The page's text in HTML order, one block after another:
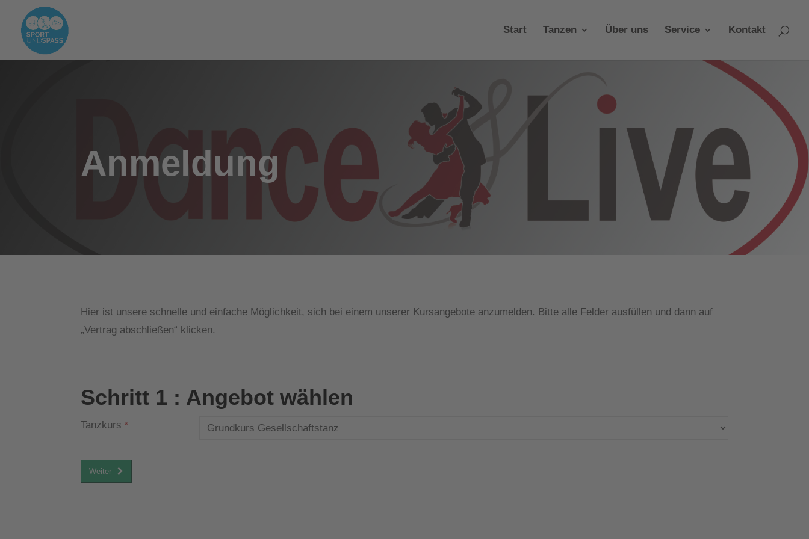
Start Tanzen Über uns Service Kontakt
Anmeldung
Hier ist unsere schnelle und einfache Möglichkeit, sich bei einem unserer Kursangebote anzumelden. Bitte alle Felder ausfüllen und dann auf
„Vertrag abschließen“ klicken.
Schritt 1 : Angebot wählen
Tanzkurs *
Weiter